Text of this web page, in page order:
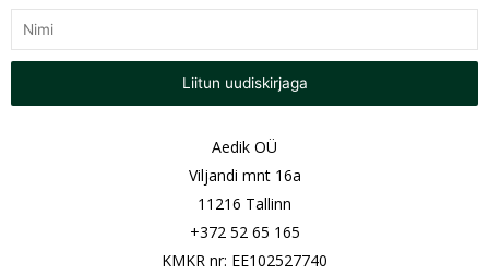
Aedik OÜ
Viljandi mnt 16a
11216 Tallinn
+372 52 65 165
KMKR nr: EE102527740
Liitun uudiskirjaga